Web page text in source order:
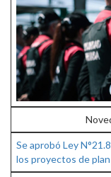
Se aprobó Ley
los proyectos de